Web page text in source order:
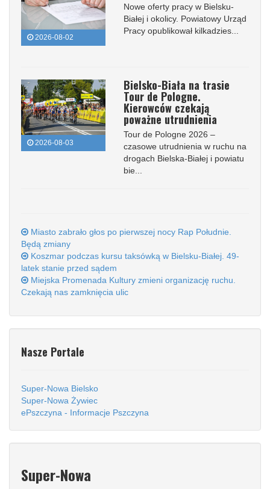
2026-08-02
Nowe oferty pracy w Bielsku-
Białej i okolicy. Powiatowy Urząd
Pracy opublikował kilkadzies...
2026-08-03
Bielsko-Biała na trasie
Tour de Pologne.
Kierowców czekają
poważne utrudnienia
Tour de Pologne 2026 –
czasowe utrudnienia w ruchu na
drogach Bielska-Białej i powiatu
bie...
Miasto zabrało głos po pierwszej nocy Rap Południe.
Będą zmiany
Koszmar podczas kursu taksówką w Bielsku-Białej. 49-
latek stanie przed sądem
Miejska Promenada Kultury zmieni organizację ruchu.
Czekają nas zamknięcia ulic
Nasze Portale
Super-Nowa Bielsko
Super-Nowa Żywiec
ePszczyna - Informacje Pszczyna
Super-Nowa